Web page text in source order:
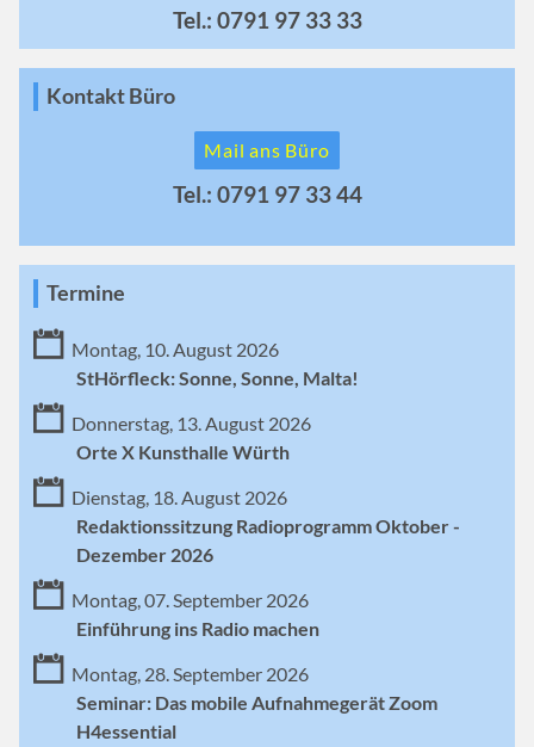
Tel.: 0791 97 33 33
Kontakt Büro
Mail ans Büro
Tel.: 0791 97 33 44
Termine
Montag, 10. August 2026
StHörfleck: Sonne, Sonne, Malta!
Donnerstag, 13. August 2026
Orte X Kunsthalle Würth
Dienstag, 18. August 2026
Redaktionssitzung Radioprogramm Oktober -
Dezember 2026
Montag, 07. September 2026
Einführung ins Radio machen
Montag, 28. September 2026
Seminar: Das mobile Aufnahmegerät Zoom
H4essential